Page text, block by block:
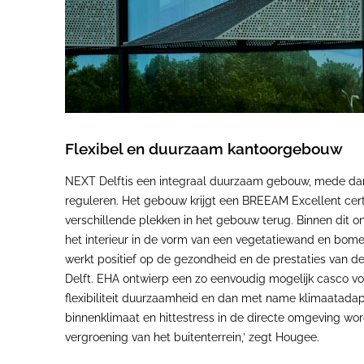
Flexibel en duurzaam kantoorgebouw
NEXT Delftis een integraal duurzaam gebouw, mede
reguleren. Het gebouw krijgt een BREEAM Excellent
verschillende plekken in het gebouw terug. Binnen dit
het interieur in de vorm van een vegetatiewand en
werkt positief op de gezondheid en de prestaties van
Delft. EHA ontwierp een zo eenvoudig mogelijk casco
flexibiliteit duurzaamheid en dan met name
binnenklimaat en hittestress in de directe omgeving
vergroening van het buitenterrein,’ zegt Hougee.